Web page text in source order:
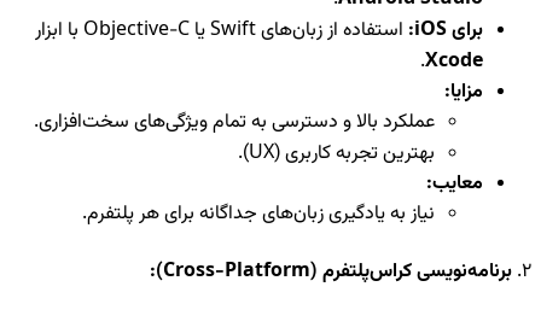
برای iOS:
استفاده از زبان‌های Swift یا Objective-C با ابزار
Xcode
.
مزایا:
عملکرد بالا و دسترسی به تمام ویژگی‌های سخت‌افزاری.
بهترین تجربه کاربری (UX).
معایب:
نیاز به یادگیری زبان‌های جداگانه برای هر پلتفرم.
2. برنامه‌نویسی کراس‌پلتفرم (Cross-Platform):